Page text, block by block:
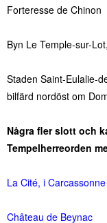
Forteresse de Chinon
Byn Le Temple-sur-
Staden Saint-Eulalie-
bilfärd nordöst om
Några fler slott och
Tempelherreorden
La Cité, i Carcassonne
Château de Beynac